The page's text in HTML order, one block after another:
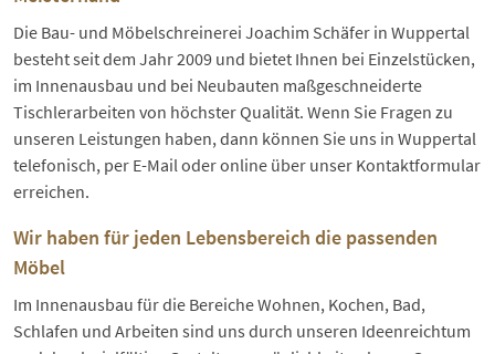
Die Bau- und Möbelschreinerei Joachim Schäfer in Wuppertal
besteht seit dem Jahr 2009 und bietet Ihnen bei Einzelstücken,
im Innenausbau und bei Neubauten maßgeschneiderte
Tischlerarbeiten von höchster Qualität. Wenn Sie Fragen zu
unseren Leistungen haben, dann können Sie uns in Wuppertal
telefonisch, per E-Mail oder online über unser Kontaktformular
erreichen.
Wir haben für jeden Lebensbereich die passenden
Möbel
Im Innenausbau für die Bereiche Wohnen, Kochen, Bad,
Schlafen und Arbeiten sind uns durch unseren Ideenreichtum